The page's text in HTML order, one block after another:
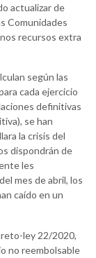
actualizar de
Comunidades
recursos extra
según las
cada ejercicio
definitivas
se han
la crisis del
dispondrán de
les
mes de abril, los
caído en un
ley 22/2020,
no reembolsable